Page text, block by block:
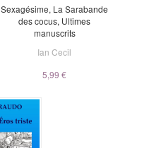
Sexagésime, La Sarabande
des cocus, Ultimes
manuscrits
Ian Cecil
5,99 €